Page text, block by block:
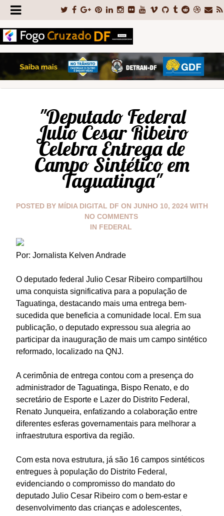
"Deputado Federal
Julio Cesar Ribeiro
Celebra Entrega de
Campo Sintético em
Taguatinga"
POSTED BY MÍDIA DIGITAL DF ON JUNHO 10, 2024 WITH
NO COMMENTS
IN FEDERAL
Por: Jornalista Kelven Andrade
O deputado federal Julio Cesar Ribeiro compartilhou
uma conquista significativa para a população de
Taguatinga, destacando mais uma entrega bem-
sucedida que beneficia a comunidade local. Em sua
publicação, o deputado expressou sua alegria ao
participar da inauguração de mais um campo sintético
reformado, localizado na QNJ.
A cerimônia de entrega contou com a presença do
administrador de Taguatinga, Bispo Renato, e do
secretário de Esporte e Lazer do Distrito Federal,
Renato Junqueira, enfatizando a colaboração entre
diferentes esferas governamentais para melhorar a
infraestrutura esportiva da região.
Com esta nova estrutura, já são 16 campos sintéticos
entregues à população do Distrito Federal,
evidenciando o compromisso do mandato do
deputado Julio Cesar Ribeiro com o bem-estar e
desenvolvimento das crianças e adolescentes,